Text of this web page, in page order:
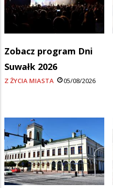
Zobacz program Dni
Suwałk 2026
Z ŻYCIA MIASTA 05/08/2026